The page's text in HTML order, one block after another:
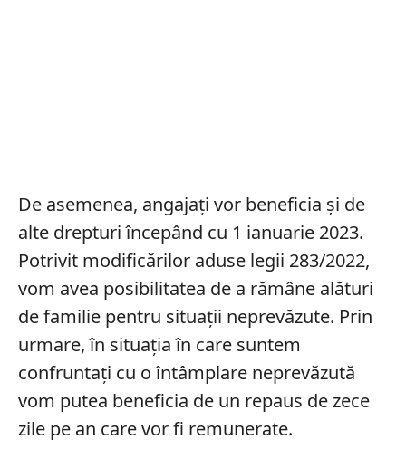
De asemenea, angajați vor beneficia și de
alte drepturi începând cu 1 ianuarie 2023.
Potrivit modificărilor aduse legii 283/2022,
vom avea posibilitatea de a rămâne alături
de familie pentru situații neprevăzute. Prin
urmare, în situația în care suntem
confruntați cu o întâmplare neprevăzută
vom putea beneficia de un repaus de zece
zile pe an care vor fi remunerate.